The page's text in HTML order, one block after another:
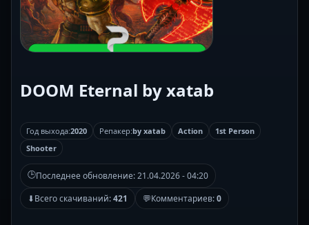
DOOM Eternal by xatab
Год выхода:2020 Репакер:by xatab Action
1st Person
Shooter
🕒Последнее обновление:21.04.2026 - 04:20
⬇Всего скачиваний:421 💬Комментариев:0